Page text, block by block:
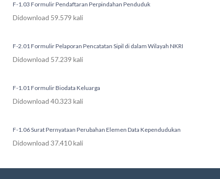
F-1.03 Formulir Pendaftaran Perpindahan Penduduk
Didownload 59.579 kali
F-2.01 Formulir Pelaporan Pencatatan Sipil di dalam Wilayah NKRI
Didownload 57.239 kali
F-1.01 Formulir Biodata Keluarga
Didownload 40.323 kali
F-1.06 Surat Pernyataan Perubahan Elemen Data Kependudukan
Didownload 37.410 kali